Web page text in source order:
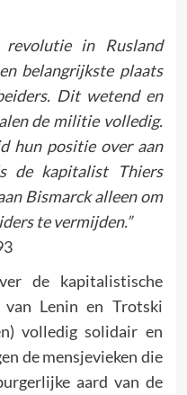
revolutie in Rusland
belangrijkste plaats
Dit wetend en
de militie volledig.
hun positie over aan
de kapitalist Thiers
Bismarck alleen om
te vermijden.”
de kapitalistische
Lenin en Trotski
volledig solidair en
de mensjevieken die
aard van de